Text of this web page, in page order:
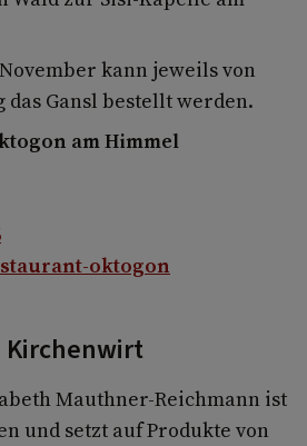
kann jeweils von
das Gansl bestellt werden.
am Himmel
oktogon
Kirchenwirt
Mauthner-Reichmann ist
und setzt auf Produkte von